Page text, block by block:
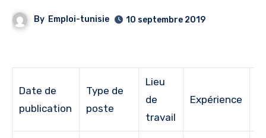
By Emploi-tunisie 10 septembre 2019
Date de
publication
Type de
poste
Lieu
de
travail
Expérience